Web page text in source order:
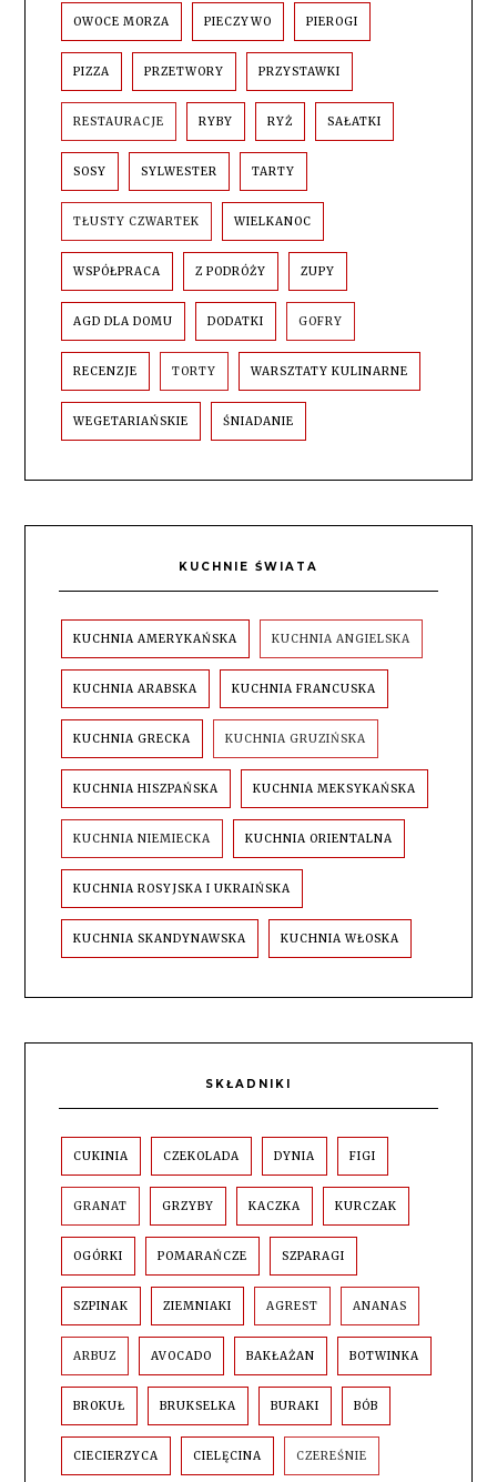
OWOCE MORZA PIECZYWO PIEROGI
PIZZA PRZETWORY PRZYSTAWKI
RESTAURACJE RYBY RYŻ SAŁATKI
SOSY SYLWESTER TARTY
TŁUSTY CZWARTEK WIELKANOC
WSPÓŁPRACA Z PODRÓŻY ZUPY
AGD DLA DOMU DODATKI GOFRY
RECENZJE TORTY WARSZTATY KULINARNE
WEGETARIAŃSKIE ŚNIADANIE
KUCHNIE ŚWIATA
KUCHNIA AMERYKAŃSKA KUCHNIA ANGIELSKA
KUCHNIA ARABSKA KUCHNIA FRANCUSKA
KUCHNIA GRECKA KUCHNIA GRUZIŃSKA
KUCHNIA HISZPAŃSKA KUCHNIA MEKSYKAŃSKA
KUCHNIA NIEMIECKA KUCHNIA ORIENTALNA
KUCHNIA ROSYJSKA I UKRAIŃSKA
KUCHNIA SKANDYNAWSKA KUCHNIA WŁOSKA
SKŁADNIKI
CUKINIA CZEKOLADA DYNIA FIGI
GRANAT GRZYBY KACZKA KURCZAK
OGÓRKI POMARAŃCZE SZPARAGI
SZPINAK ZIEMNIAKI AGREST ANANAS
ARBUZ AVOCADO BAKŁAŻAN BOTWINKA
BROKUŁ BRUKSELKA BURAKI BÓB
CIECIERZYCA CIELĘCINA CZEREŚNIE